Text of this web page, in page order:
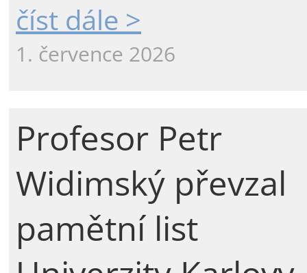
číst dále >
1. července 2026
Profesor Petr
Widimský převzal
pamětní list